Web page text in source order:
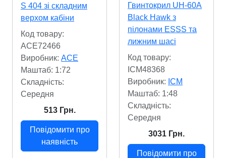
S 404 зі складним
верхом кабіни
Код товару:
ACE72466
Виробник: ACE
Маштаб: 1:72
Складність:
Cередня
513 Грн.
Повідомити про
наявність
Гвинтокрил UH-60A
Black Hawk з
пілонами ESSS та
лижним шасі
Код товару:
ICM48368
Виробник: ICM
Маштаб: 1:48
Складність:
Cередня
3031 Грн.
Повідомити про